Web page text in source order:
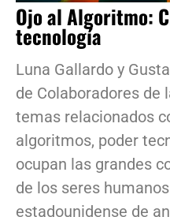
Ojo al Algoritmo:
tecnología
Luna Gallardo y
de Colaboradores de
temas relacionados
algoritmos, poder
ocupan las grandes
de los seres
estadounidense de